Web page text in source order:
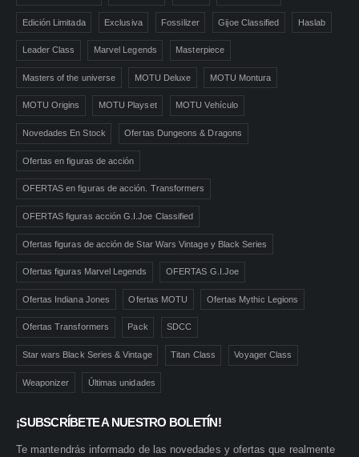
Edición Limitada Exclusiva Fossilizer Gijoe Classified Haslab
Leader Class Marvel Legends Masterpiece
Masters of the universe MOTU Deluxe MOTU Montura
MOTU Origins MOTU Playset MOTU Vehículo
Novedades En Stock Ofertas Dungeons & Dragons
Ofertas en figuras de acción
OFERTAS en figuras de acción. Transformers
OFERTAS figuras acción G.I.Joe Classified
Ofertas figuras de acción de Star Wars Vintage y Black Series
Ofertas figuras Marvel Legends OFERTAS G.I.Joe
Ofertas Indiana Jones Ofertas MOTU Ofertas Mythic Legions
Ofertas Transformers Pack SDCC
Star wars Black Series & Vintage Titan Class Voyager Class
Weaponizer Últimas unidades
¡SUBSCRÍBETE A NUESTRO BOLETÍN!
Te mantendrás informado de las novedades y ofertas que realmente